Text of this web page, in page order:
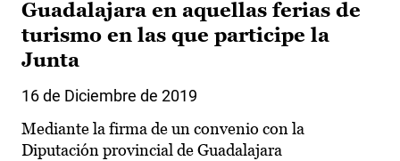
Guadalajara en aquellas ferias de
turismo en las que participe la
Junta
16 de Diciembre de 2019
Mediante la firma de un convenio con la
Diputación provincial de Guadalajara